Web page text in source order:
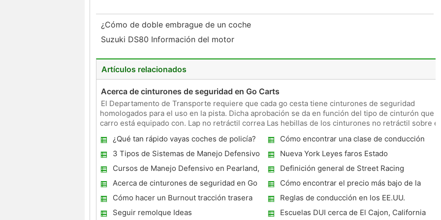
¿Cómo de doble embrague de un coche
Suzuki DS80 Información del motor
Artículos relacionados
Acerca de cinturones de seguridad en Go Carts
El Departamento de Transporte requiere que cada go cesta tiene cinturones de seguridad
homologados para el uso en la pista. Dicha aprobación se da en función del tipo de cinturón que
carro está equipado con. Lap no retráctil correa Las hebillas de los cinturones no retráctil sobre el
¿Qué tan rápido vayas coches de policía?
Cómo encontrar una clase de conducción
defensiva
3 Tipos de Sistemas de Manejo Defensivo
Nueva York Leyes faros Estado
Cursos de Manejo Defensivo en Pearland,
Texas
Definición general de Street Racing
Acerca de cinturones de seguridad en Go
Carts
Cómo encontrar el precio más bajo de la
Escuela de Tráfico
Cómo hacer un Burnout tracción trasera
Reglas de conducción en los EE.UU.
Seguir remolque Ideas
Escuelas DUI cerca de El Cajon, California